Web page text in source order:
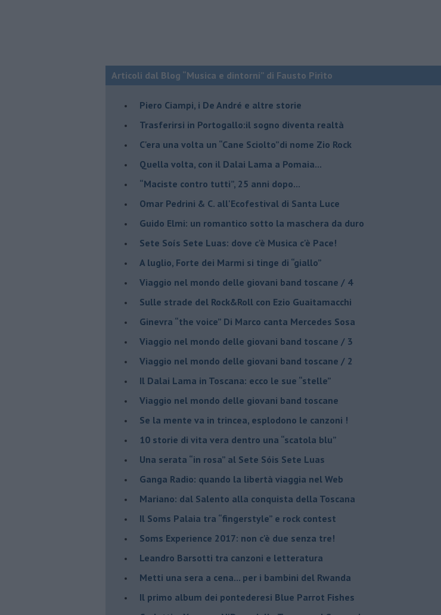
Articoli dal Blog “Musica e dintorni” di Fausto Pirìto
​Piero Ciampi, i De André e altre storie
​Trasferirsi in Portogallo:il sogno diventa realtà
​C'era una volta un “Cane Sciolto”di nome Zio Rock
Quella volta, con il Dalai Lama a Pomaia...
​“Maciste contro tutti”, 25 anni dopo...
​Omar Pedrini & C. all'Ecofestival di Santa Luce
Guido Elmi: un romantico sotto la maschera da duro
Sete Soís Sete Luas: dove c'è Musica c'è Pace!
​A luglio, Forte dei Marmi si tinge di “giallo”
Viaggio nel mondo delle giovani band toscane / 4
Sulle strade del Rock&Roll con Ezio Guaitamacchi
​Ginevra “the voice” Di Marco canta Mercedes Sosa
Viaggio nel mondo delle giovani band toscane / 3
​Viaggio nel mondo delle giovani band toscane / 2
Il Dalai Lama in Toscana: ecco le sue “stelle”
Viaggio nel mondo delle giovani band toscane
Se la mente va in trincea, esplodono le canzoni !
​10 storie di vita vera dentro una “scatola blu”
​Una serata “in rosa” al Sete Sóis Sete Luas
Ganga Radio: quando la libertà viaggia nel Web
Mariano: dal Salento alla conquista della Toscana
​Il Soms Palaia tra “fingerstyle” e rock contest
Soms Experience 2017: non c'è due senza tre!
​Leandro Barsotti tra canzoni e letteratura
​Metti una sera a cena... per i bambini del Rwanda
​Il primo album dei pontederesi Blue Parrot Fishes